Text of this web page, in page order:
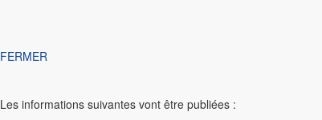
FERMER
Les informations suivantes vont être publiées :